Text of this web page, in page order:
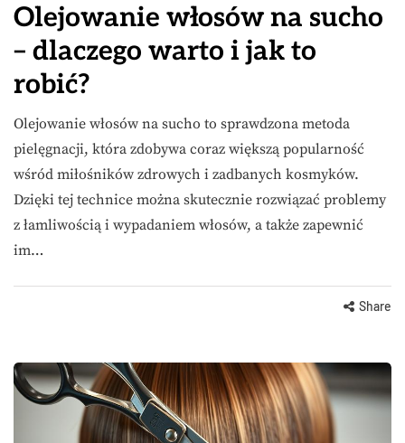
Olejowanie włosów na sucho
– dlaczego warto i jak to
robić?
Olejowanie włosów na sucho to sprawdzona metoda
pielęgnacji, która zdobywa coraz większą popularność
wśród miłośników zdrowych i zadbanych kosmyków.
Dzięki tej technice można skutecznie rozwiązać problemy
z łamliwością i wypadaniem włosów, a także zapewnić
im…
Share